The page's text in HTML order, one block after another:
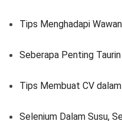
Tips Menghadapi
Seberapa Penting Taurin
Tips Membuat CV
Selenium Dalam Susu,